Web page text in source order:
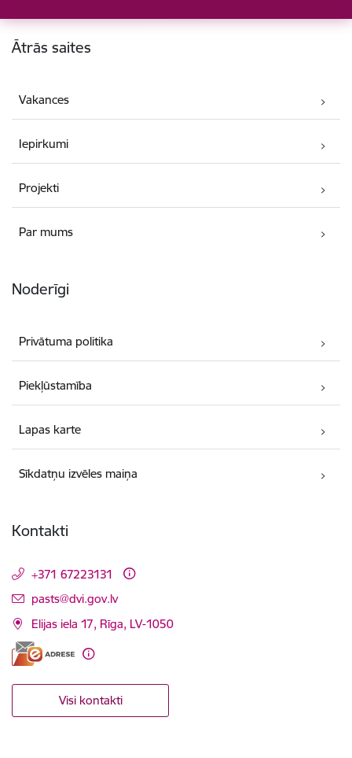
Kājene
Ātrās saites
Vakances
Iepirkumi
Projekti
Par mums
Noderīgi
Privātuma politika
Piekļūstamība
Lapas karte
Sīkdatņu izvēles maiņa
Kontakti
+371 67223131
E-pasts:
pasts@dvi.gov.lv
Elijas iela 17, Rīga, LV-1050
Visi kontakti